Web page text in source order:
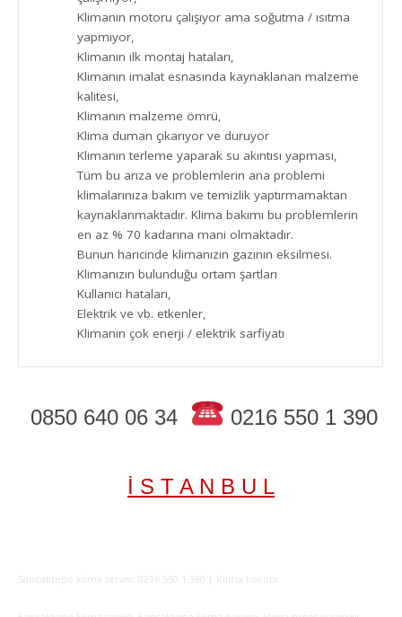
Klimanın motoru çalışıyor ama soğutma / ısıtma
yapmıyor,
Klimanın ilk montaj hataları,
Klimanın imalat esnasında kaynaklanan malzeme
kalitesi,
Klimanın malzeme ömrü,
Klima duman çıkarıyor ve duruyor
Klimanın terleme yaparak su akıntısı yapması,
Tüm bu arıza ve problemlerin ana problemi
klimalarınıza bakım ve temizlik yaptırmamaktan
kaynaklanmaktadır. Klima bakımı bu problemlerin
en az % 70 kadarına mani olmaktadır.
Bunun haricinde klimanızın gazının eksilmesi.
Klimanızın bulunduğu ortam şartları
Kullanıcı hataları,
Elektrik ve vb. etkenler,
Klimanın çok enerji / elektrik sarfiyatı
0850 640 06 34 0216 550 1 390
İ S T A N B U L
Sancaktepe klima servisi; 0216 550 1 390 | Klima bakımı